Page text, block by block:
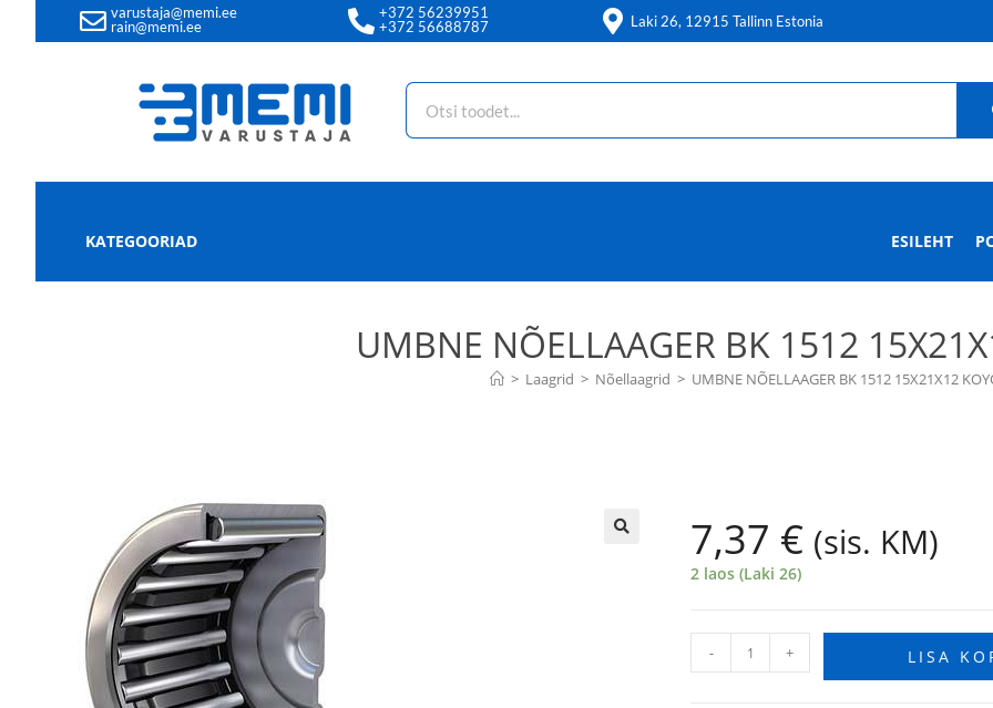
varustaja@memi.ee
rain@memi.ee
+372 56239951
+372 56688787
Laki 26, 12915 Tallinn Estonia
KATEGOORIAD ESILEHT
UMBNE NÕELLAAGER BK 1512
> Laagrid > Nõellaagrid > UMBNE NÕELLAAGER BK 1512 15X21X12
7,37 € (sis. KM)
2 laos (Laki 26)
- + LISA